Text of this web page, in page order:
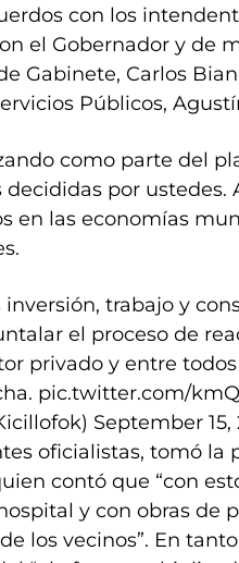
con los
el Gobernador y de
Gabinete, Carlos
Públicos,
como parte del
decididas por ustedes.
en las economías
inversión, trabajo y
el proceso de
privado y entre
. pic.twitter.com/
September 15,
oficialistas, tomó la
contó que “con
y con obras de
los vecinos”. En